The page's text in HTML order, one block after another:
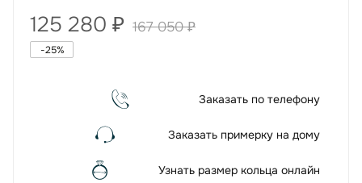
125 280 ₽ 167 050₽
-25%
Заказать по телефону
Заказать примерку на дому
Узнать размер кольца онлайн